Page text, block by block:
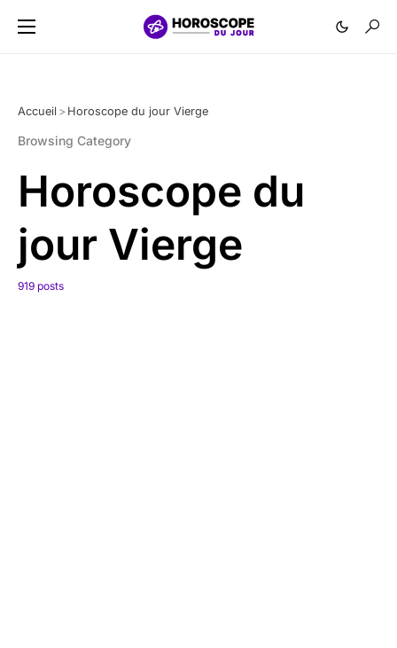
Accueil > Horoscope du jour Vierge
Browsing Category
Horoscope du
jour Vierge
919 posts